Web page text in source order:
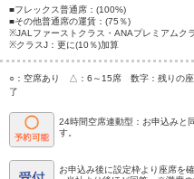
■フレックス普通席：(100%)
■その他普通席の運賃：(75％)
※JALファーストクラス・ANAプレミアムク
※クラスJ：更に(10％)加算
○：空席あり △：6～15席 数字：残りの
了
24時間空席連動型：お申込みと
す。
お申込み後に設定枠より座席を確